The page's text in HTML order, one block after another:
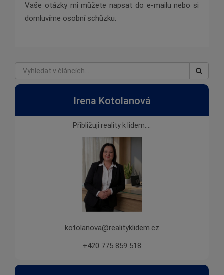
Vaše otázky mi můžete napsat do e-mailu nebo si
domluvíme osobní schůzku.
Irena Kotolanová
Přibližuji reality k lidem....
kotolanova@realityklidem.cz
+420 775 859 518